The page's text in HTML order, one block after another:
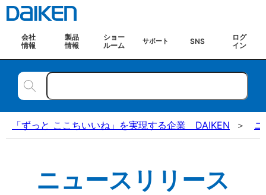
会社
情報
製品
情報
ショー
ルーム
サポート SNS
ログ
イン
「ずっと ここちいいね」を実現する企業 DAIKEN
ニュースリリース